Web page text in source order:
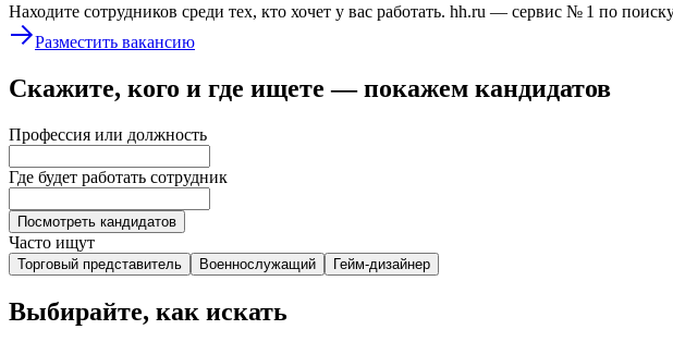
Находите сотрудников среди тех, кто хочет у вас работать. hh.ru — сервис № 1 по
Разместить вакансию
Скажите, кого и где ищете — покажем кандидатов
Профессия или должность
Где будет работать сотрудник
Посмотреть кандидатов
Часто ищут
Торговый представитель Военнослужащий Гейм-дизайнер
Выбирайте, как искать